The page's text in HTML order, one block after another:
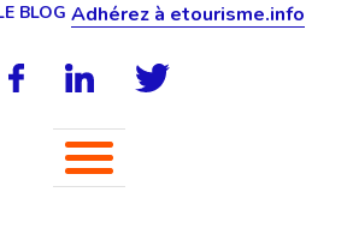
BLOG Adhérez à etourisme.info